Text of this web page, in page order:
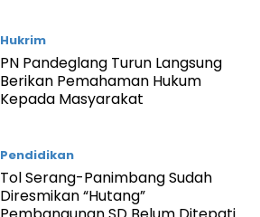
Hukrim
PN Pandeglang Turun Langsung
Berikan Pemahaman Hukum
Kepada Masyarakat
Pendidikan
Tol Serang-Panimbang Sudah
Diresmikan “Hutang”